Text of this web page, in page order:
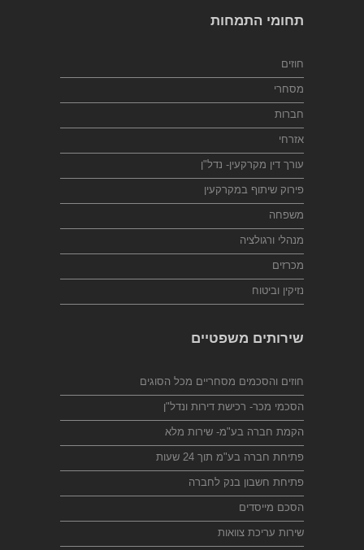
תחומי התמחות
חוזים
מסחרי
חברות
אזרחי
עורך דין מקרקעין- נדל"ן
פירוק שיתוף במקרקעין
משפחה
מנהלי ורגולציה
מכרזים
נזיקין וביטוח
שירותים משפטיים
חוזים והסכמים מסחריים מכל הסוגים
הסכמי מכר- רכישת דירות ונדל"ן
הקמת חברה בע"מ- שירות מלא
פתיחת חברה בע"מ תוך 24 שעות
פתיחת חשבון בנק לחברה
הסכם מייסדים
שירות עריכת צוואות